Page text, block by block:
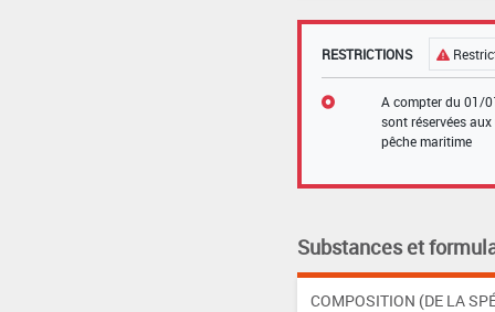
RESTRICTIONS
A compter du 01/
sont réservées
pêche maritime
Substances et
COMPOSITION (DE LA